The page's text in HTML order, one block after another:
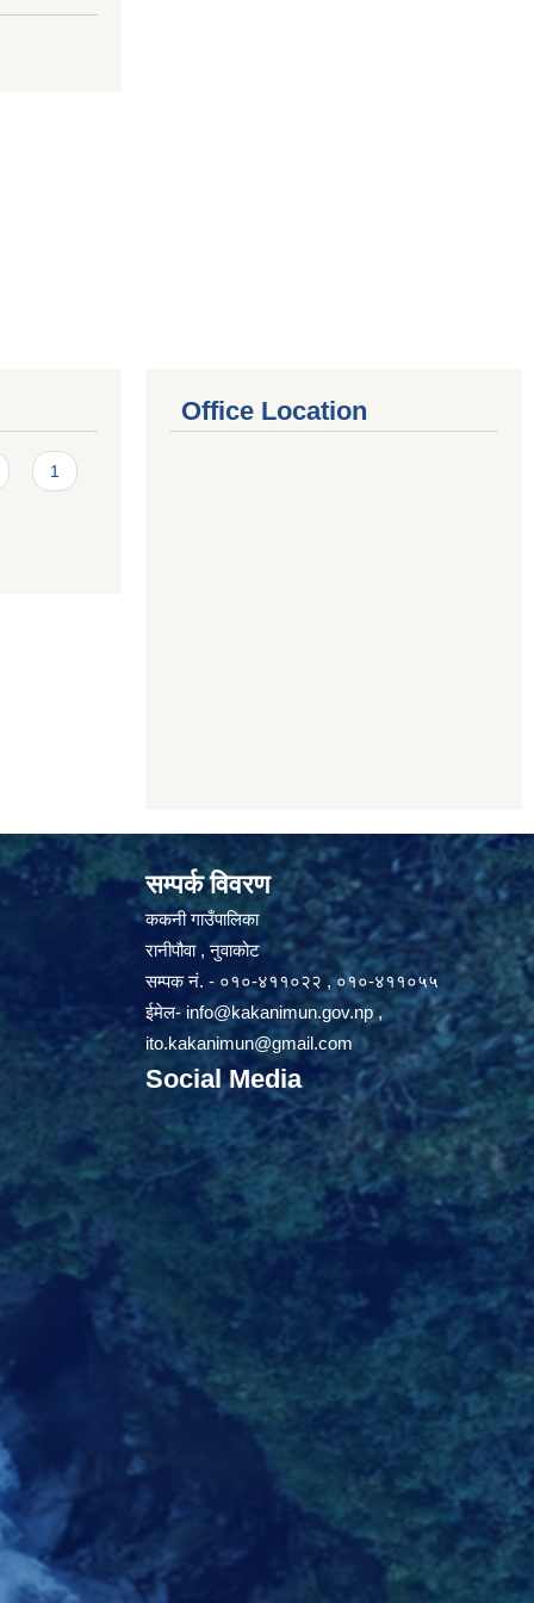
1
Office Location
सम्पर्क विवरण
ककनी गाउँपालिका
रानीपौवा , नुवाकोट
सम्पक नं. - ०१०-४११०२२ , ०१०-४११०५५
ईमेल-info@kakanimun.gov.np,
ito.kakanimun@gmail.com
Social Media